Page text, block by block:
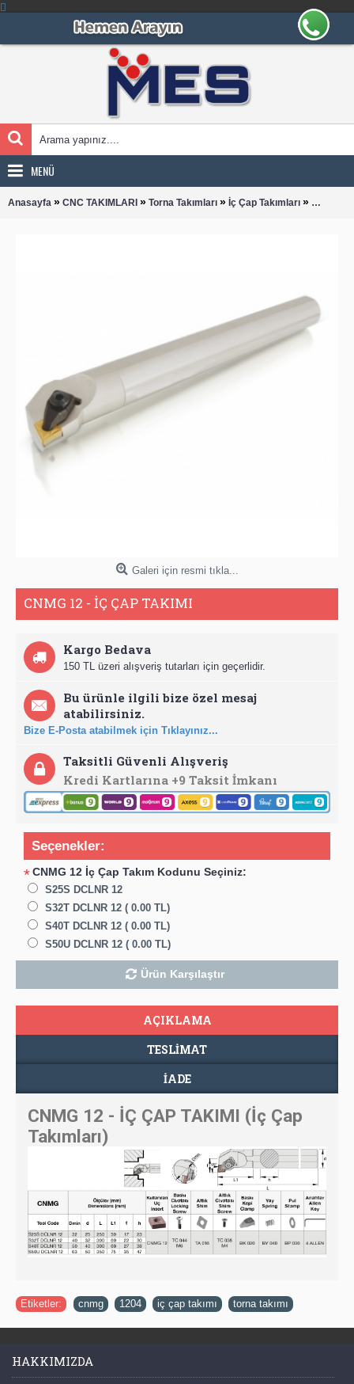
MENÜ
Anasayfa » CNC TAKIMLARI » Torna Takımları » İç Çap Takımları » CNMG
Galeri için resmi tıkla...
CNMG 12 - İÇ ÇAP TAKIMI
Kargo Bedava
150 TL üzeri alışveriş tutarları için geçerlidir.
Bu ürünle ilgili bize özel mesaj
atabilirsiniz.
Bize E-Posta atabilmek için Tıklayınız...
Taksitli Güvenli Alışveriş
Kredi Kartlarına +9 Taksit İmkanı
Seçenekler:
*CNMG 12 İç Çap Takım Kodunu Seçiniz:
S25S DCLNR 12
S32T DCLNR 12 ( 0.00 TL)
S40T DCLNR 12 ( 0.00 TL)
S50U DCLNR 12 ( 0.00 TL)
Ürün Karşılaştır
AÇIKLAMA
TESLIMAT
İADE
CNMG 12 - İÇ ÇAP TAKIMI (İç Çap
Takımları)
Etiketler: cnmg 1204 iç çap takımı torna takımı
HAKKIMIZDA